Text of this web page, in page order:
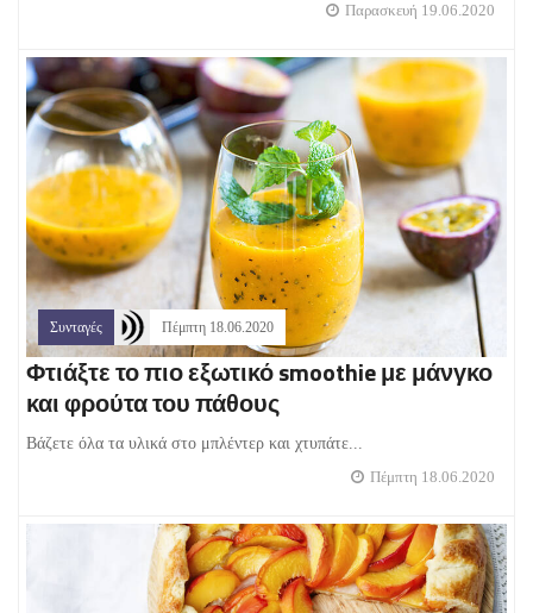
Παρασκευή 19.06.2020
Συνταγές Πέμπτη 18.06.2020
Φτιάξτε το πιο εξωτικό smoothie με μάνγκο
και φρούτα του πάθους
Βάζετε όλα τα υλικά στο μπλέντερ και χτυπάτε...
Πέμπτη 18.06.2020